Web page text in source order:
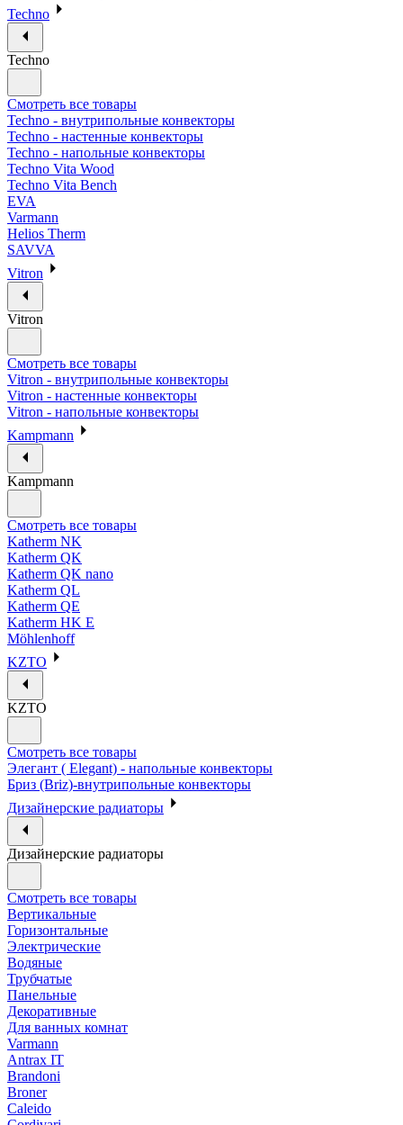
Techno
Techno
Смотреть все товары
Techno - внутрипольные конвекторы
Techno - настенные конвекторы
Techno - напольные конвекторы
Techno Vita Wood
Techno Vita Bench
EVA
Varmann
Helios Therm
SAVVA
Vitron
Vitron
Смотреть все товары
Vitron - внутрипольные конвекторы
Vitron - настенные конвекторы
Vitron - напольные конвекторы
Kampmann
Kampmann
Смотреть все товары
Katherm NK
Katherm QK
Katherm QK nano
Katherm QL
Katherm QE
Katherm HK E
Möhlenhoff
KZTO
KZTO
Смотреть все товары
Элегант ( Elegant) - напольные конвекторы
Бриз (Briz)-внутрипольные конвекторы
Дизайнерские радиаторы
Дизайнерские радиаторы
Смотреть все товары
Вертикальные
Горизонтальные
Электрические
Водяные
Трубчатые
Панельные
Декоративные
Для ванных комнат
Varmann
Antrax IT
Brandoni
Broner
Caleido